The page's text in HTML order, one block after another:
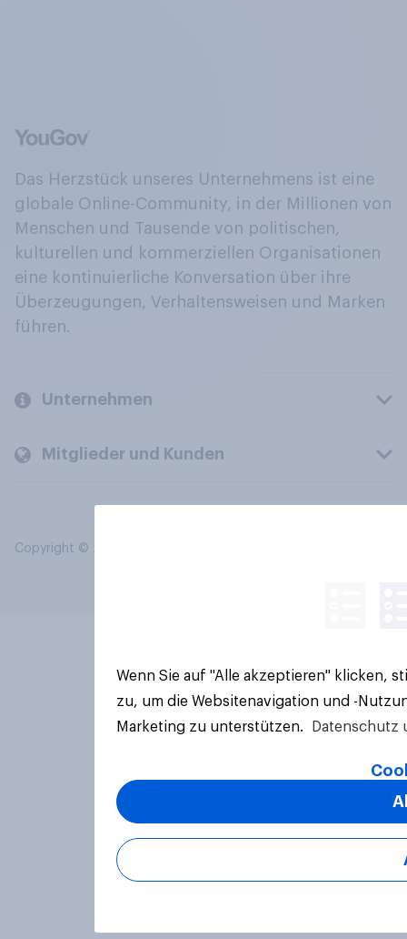
Das Herzstück unseres Unternehmens ist eine
globale Online-Community, in der Millionen von
Menschen und Tausende von politischen,
kulturellen und kommerziellen Organisationen
eine kontinuierliche Konversation über ihre
Überzeugungen, Verhaltensweisen und Marken
führen.
Unternehmen
Mitglieder und Kunden
Copyright © 2026 YouGov PLC. Alle Rechte vorbehalten.
Wenn Sie auf "Alle akzeptieren" klicken,
zu, um die Websitenavigation und -
Marketing zu unterstützen.
Datenschutz